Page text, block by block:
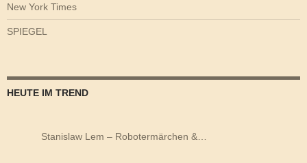
New York Times
SPIEGEL
HEUTE IM TREND
Stanislaw Lem – Robotermärchen &…